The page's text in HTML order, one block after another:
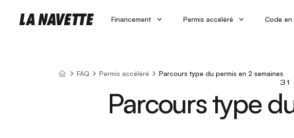
Financement Permis accéléré Code en
FAQ Permis accéléré
Parcours type du permis en 2 semaines
31
Parcours type